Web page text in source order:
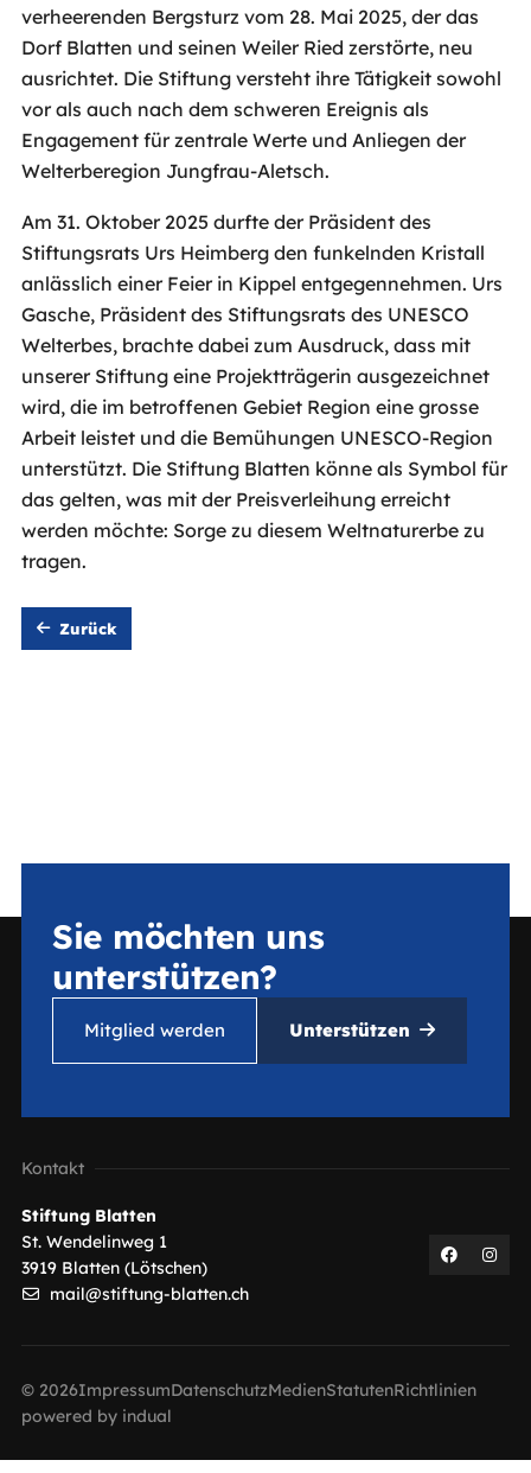
verheerenden Bergsturz vom 28. Mai 2025, der das
Dorf Blatten und seinen Weiler Ried zerstörte, neu
ausrichtet. Die Stiftung versteht ihre Tätigkeit sowohl
vor als auch nach dem schweren Ereignis als
Engagement für zentrale Werte und Anliegen der
Welterberegion Jungfrau-Aletsch.
Am 31. Oktober 2025 durfte der Präsident des
Stiftungsrats Urs Heimberg den funkelnden Kristall
anlässlich einer Feier in Kippel entgegennehmen. Urs
Gasche, Präsident des Stiftungsrats des UNESCO
Welterbes, brachte dabei zum Ausdruck, dass mit
unserer Stiftung eine Projektträgerin ausgezeichnet
wird, die im betroffenen Gebiet Region eine grosse
Arbeit leistet und die Bemühungen UNESCO-Region
unterstützt. Die Stiftung Blatten könne als Symbol für
das gelten, was mit der Preisverleihung erreicht
werden möchte: Sorge zu diesem Weltnaturerbe zu
tragen.
Zurück
Sie möchten uns
unterstützen?
Mitglied werden Unterstützen
Kontakt
Stiftung Blatten
St. Wendelinweg 1
3919 Blatten (Lötschen)
mail@stiftung-blatten.ch
© 2026ImpressumDatenschutzMedienStatutenRichtlinien
powered by indual